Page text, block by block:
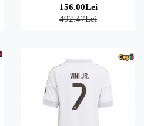
156.00Lei
492.47Lei